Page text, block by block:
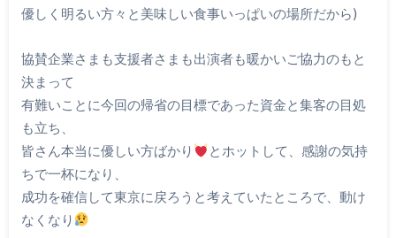
優しく明るい方々と美味しい食事いっぱいの場所だから)
協賛企業さまも支援者さまも出演者も暖かいご協力のもと
決まって
有難いことに今回の帰省の目標であった資金と集客の目処
も立ち、
皆さん本当に優しい方ばかり
とホットして、感謝の気持
ちで一杯になり、
成功を確信して東京に戻ろうと考えていたところで、動け
なくなり